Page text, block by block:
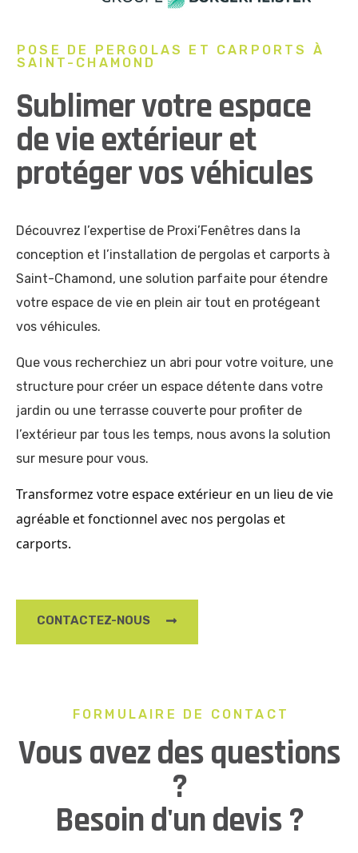
POSE DE PERGOLAS ET CARPORTS À
SAINT-CHAMOND
Sublimer votre espace
de vie extérieur et
protéger vos véhicules
Découvrez l’expertise de Proxi’Fenêtres dans la
conception et l’installation de pergolas et carports à
Saint-Chamond, une solution parfaite pour étendre
votre espace de vie en plein air tout en protégeant
vos véhicules.
Que vous recherchiez un abri pour votre voiture, une
structure pour créer un espace détente dans votre
jardin ou une terrasse couverte pour profiter de
l’extérieur par tous les temps, nous avons la solution
sur mesure pour vous.
Transformez votre espace extérieur en un lieu de vie
agréable et fonctionnel avec nos pergolas et
carports.
CONTACTEZ-NOUS
FORMULAIRE DE CONTACT
Vous avez des questions
?
Besoin d'un devis ?